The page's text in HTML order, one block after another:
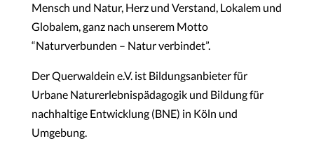
Mensch und Natur, Herz und Verstand, Lokalem und
Globalem, ganz nach unserem Motto
“Naturverbunden – Natur verbindet”.
Der Querwaldein e.V. ist Bildungsanbieter für
Urbane Naturerlebnispädagogik und Bildung für
nachhaltige Entwicklung (BNE) in Köln und
Umgebung.